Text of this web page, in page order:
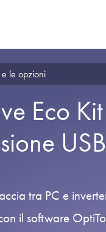
e le opzioni
Eco
tra PC e
il software